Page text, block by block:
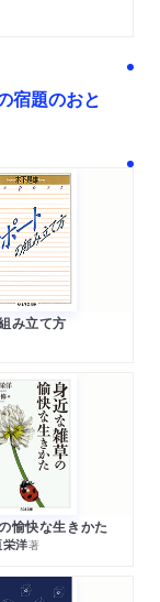
宿題のおと
み立て方
愉快な生きかた
洋著